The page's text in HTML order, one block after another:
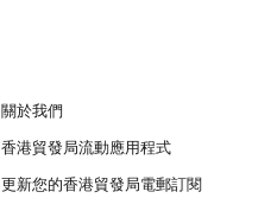
關於我們
香港貿發局流動應用程式
更新您的香港貿發局電郵訂閱